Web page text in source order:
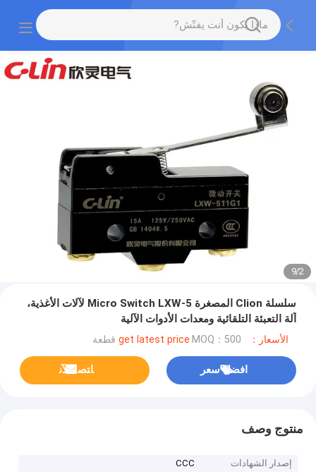
2
/
9
سلسلة Clion المصغرة Micro Switch LXW-5 لآلات الأغذية،
آلة التعبئة التلقائية ومعدات الأدوات الآلية
الأسعار：get latest price MOQ：500 قطعة
افضل سعر ﺎﺘﺼﻟ ﺍﻶﻧ
منتوج وصف
إصدار الشهادات
CCC